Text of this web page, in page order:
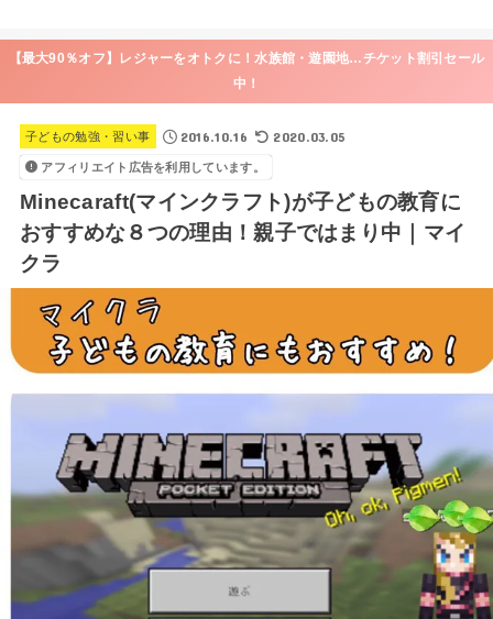
【最大90％オフ】レジャーをオトクに！水族館・遊園地…チケット割引セール
中！
子どもの勉強・習い事 2016.10.16 2020.03.05
アフィリエイト広告を利用しています。
Minecaraft(マインクラフト)が子どもの教育に
おすすめな８つの理由！親子ではまり中｜マイ
クラ